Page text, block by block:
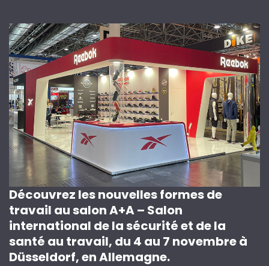
Découvrez les nouvelles formes de
travail au salon A+A – Salon
international de la sécurité et de la
santé au travail, du 4 au 7 novembre à
Düsseldorf, en Allemagne.